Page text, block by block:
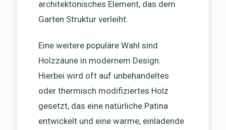
architektonisches Element, das dem
Garten Struktur verleiht.
Eine weitere populäre Wahl sind
Holzzäune in modernem Design.
Hierbei wird oft auf unbehandeltes
oder thermisch modifiziertes Holz
gesetzt, das eine natürliche Patina
entwickelt und eine warme, einladende